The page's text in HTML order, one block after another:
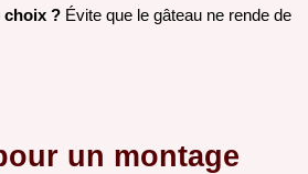
choix ? Évite que le gâteau ne rende de
un montage